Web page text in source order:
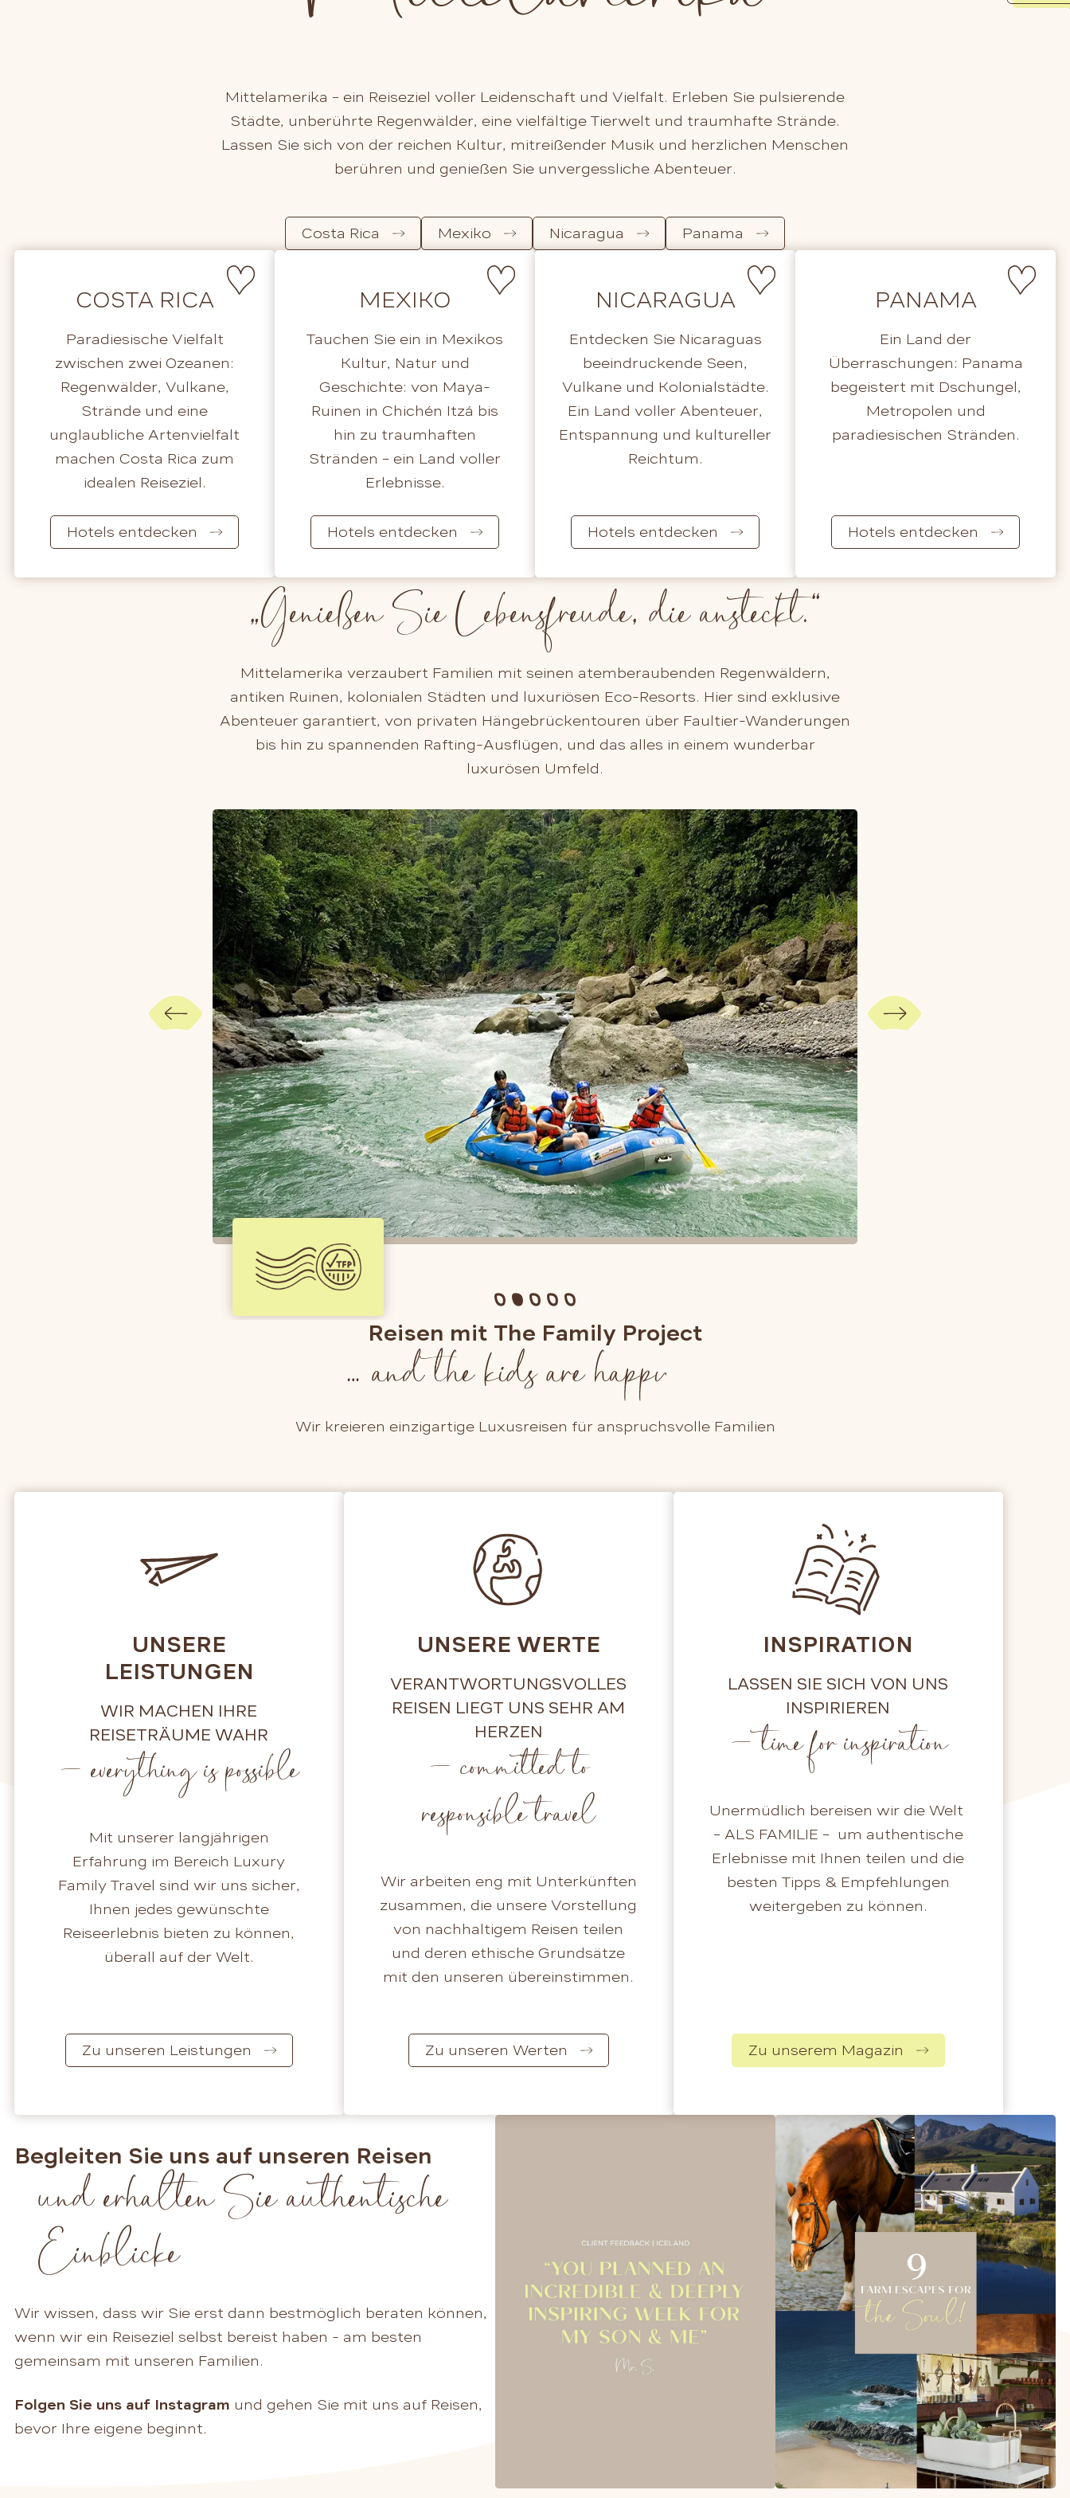
Mittelamerika – ein Reiseziel voller Leidenschaft und Vielfalt. Erleben Sie pulsierende
Städte, unberührte Regenwälder, eine vielfältige Tierwelt und traumhafte Strände.
Lassen Sie sich von der reichen Kultur, mitreißender Musik und herzlichen Menschen
berühren und genießen Sie unvergessliche Abenteuer.
Costa Rica Mexiko Nicaragua Panama
COSTA RICA
Paradiesische Vielfalt
zwischen zwei Ozeanen:
Regenwälder, Vulkane,
Strände und eine
unglaubliche Artenvielfalt
machen Costa Rica zum
idealen Reiseziel.
Hotels entdecken
MEXIKO
Tauchen Sie ein in Mexikos
Kultur, Natur und
Geschichte: von Maya-
Ruinen in Chichén Itzá bis
hin zu traumhaften
Stränden – ein Land voller
Erlebnisse.
Hotels entdecken
NICARAGUA
Entdecken Sie Nicaraguas
beeindruckende Seen,
Vulkane und Kolonialstädte.
Ein Land voller Abenteuer,
Entspannung und kultureller
Reichtum.
Hotels entdecken
PANAMA
Ein Land der
Überraschungen: Panama
begeistert mit Dschungel,
Metropolen und
paradiesischen Stränden.
Hotels entdecken
„Genießen Sie Lebensfreude, die ansteckt.“
Mittelamerika verzaubert Familien mit seinen atemberaubenden Regenwäldern,
antiken Ruinen, kolonialen Städten und luxuriösen Eco-Resorts. Hier sind exklusive
Abenteuer garantiert, von privaten Hängebrückentouren über Faultier-Wanderungen
bis hin zu spannenden Rafting-Ausflügen, und das alles in einem wunderbar
luxurösen Umfeld.
Reisen mit The Family Project
Wir kreieren einzigartige Luxusreisen für anspruchsvolle Familien
UNSERE
LEISTUNGEN
WIR MACHEN IHRE
REISETRÄUME WAHR
– everything is possible
Mit unserer langjährigen
Erfahrung im Bereich Luxury
Family Travel sind wir uns sicher,
Ihnen jedes gewünschte
Reiseerlebnis bieten zu können,
überall auf der Welt.
Zu unseren Leistungen
UNSERE WERTE
VERANTWORTUNGSVOLLES
REISEN LIEGT UNS SEHR AM
HERZEN
– committed to
responsible travel
Wir arbeiten eng mit Unterkünften
zusammen, die unsere Vorstellung
von nachhaltigem Reisen teilen
und deren ethische Grundsätze
mit den unseren übereinstimmen.
Zu unseren Werten
INSPIRATION
LASSEN SIE SICH VON UNS
INSPIRIEREN
– time for inspiration
Unermüdlich bereisen wir die Welt
– ALS FAMILIE – um authentische
Erlebnisse mit Ihnen teilen und die
besten Tipps & Empfehlungen
weitergeben zu können.
Zu unserem Magazin
Begleiten Sie uns auf unseren Reisen
und erhalten Sie authentische
Einblicke
Wir wissen, dass wir Sie erst dann bestmöglich beraten können,
wenn wir ein Reiseziel selbst bereist haben - am besten
gemeinsam mit unseren Familien.
Folgen Sie uns auf Instagram und gehen Sie mit uns auf Reisen,
bevor Ihre eigene beginnt.